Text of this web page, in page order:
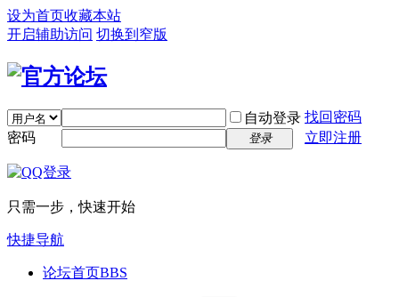
设为首页收藏本站
开启辅助访问 切换到窄版
自动登录 找回密码
密码
登录 立即注册
只需一步，快速开始
快捷导航
论坛首页BBS